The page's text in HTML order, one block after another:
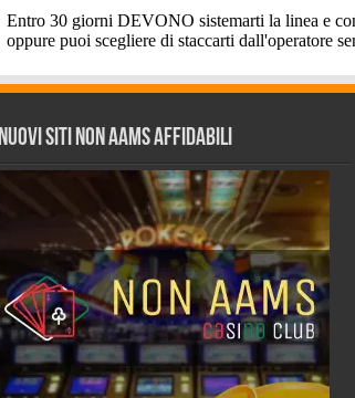
Nuovi siti non AAMS affidabili